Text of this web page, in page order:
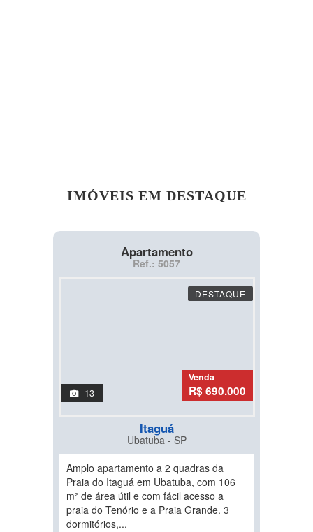
IMÓVEIS EM DESTAQUE
Apartamento
Ref.: 5057
DESTAQUE
13
Venda
R$ 690.000
Itaguá
Ubatuba - SP
Amplo apartamento a 2 quadras da
Praia do Itaguá em Ubatuba, com 106
m² de área útil e com fácil acesso a
praia do Tenório e a Praia Grande. 3
dormitórios,...